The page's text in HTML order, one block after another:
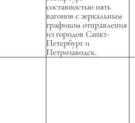
составностью пять
вагонов с зеркальным
графиком отправления
из городов Санкт-
Петербург и
Петрозаводск.